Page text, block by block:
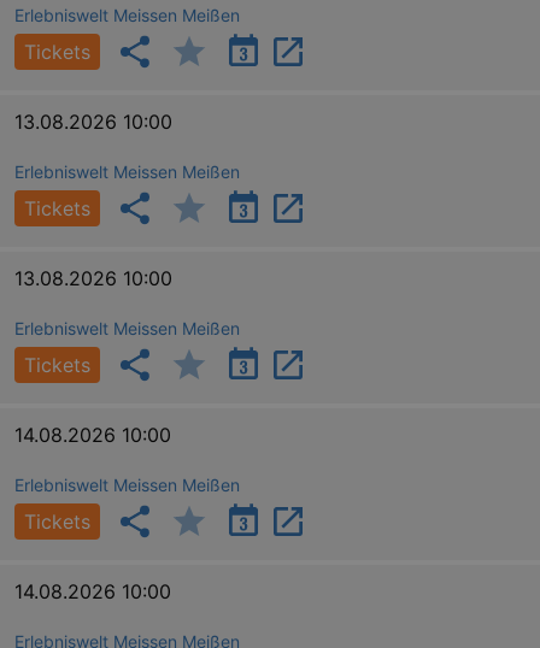
Erlebniswelt Meissen Meißen
Tickets
13.08.2026 10:00
Erlebniswelt Meissen Meißen
Tickets
13.08.2026 10:00
Erlebniswelt Meissen Meißen
Tickets
14.08.2026 10:00
Erlebniswelt Meissen Meißen
Tickets
14.08.2026 10:00
Erlebniswelt Meissen Meißen